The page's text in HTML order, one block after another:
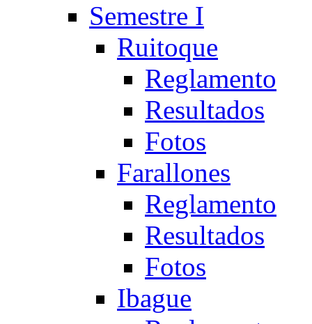
Semestre I
Ruitoque
Reglamento
Resultados
Fotos
Farallones
Reglamento
Resultados
Fotos
Ibague